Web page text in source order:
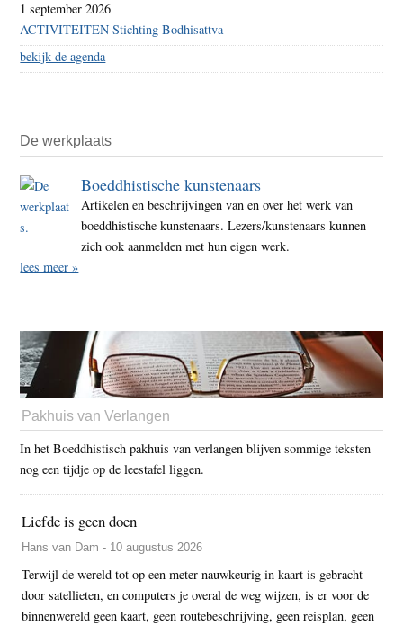
1 september 2026
ACTIVITEITEN Stichting Bodhisattva
bekijk de agenda
De werkplaats
Boeddhistische kunstenaars
Artikelen en beschrijvingen van en over het werk van
boeddhistische kunstenaars. Lezers/kunstenaars kunnen
zich ook aanmelden met hun eigen werk.
lees meer »
Pakhuis van Verlangen
In het Boeddhistisch pakhuis van verlangen blijven sommige teksten
nog een tijdje op de leestafel liggen.
Liefde is geen doen
Hans van Dam - 10 augustus 2026
Terwijl de wereld tot op een meter nauwkeurig in kaart is gebracht
door satellieten, en computers je overal de weg wijzen, is er voor de
binnenwereld geen kaart, geen routebeschrijving, geen reisplan, geen